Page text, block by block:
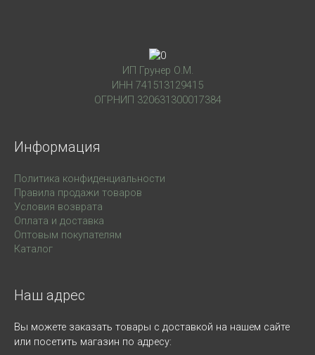
ИП Грунер О.М.
ИНН 741513129415
ОГРНИП 320631300017384
Информация
Политика конфиденциальности
Правила продажи товаров
Условия возврата
Оплата и доставка
Оптовым покупателям
Каталог
Наш адрес
Вы можете заказать товары с доставкой на нашем сайте
или посетить магазин по адресу: